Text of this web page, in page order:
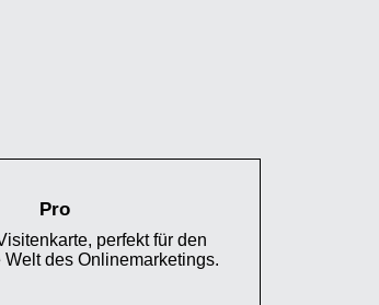
Pro
perfekt für den
Welt des Onlinemarketings.